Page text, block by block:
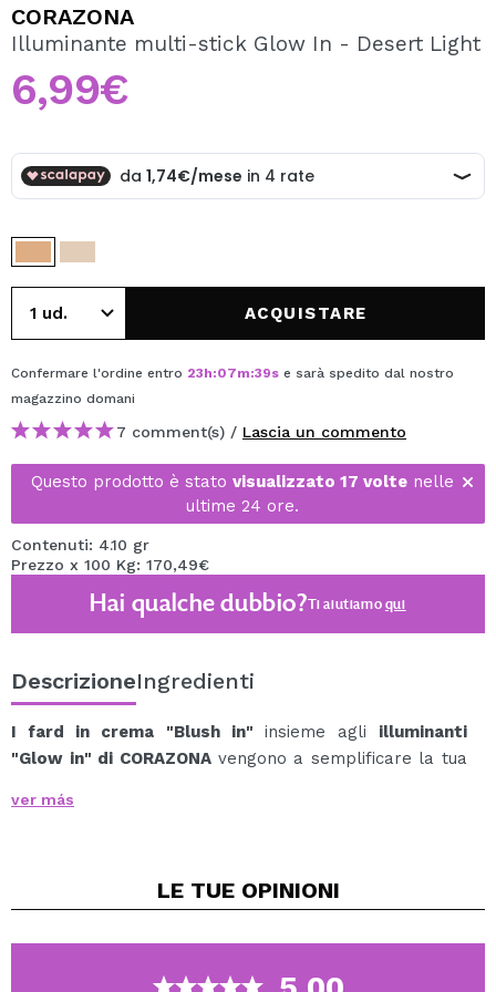
Creando un account su Maquibeauty.it potrai fare i tuoi
acquisti velocemente, controllare lo stato dei tuoi ordini e
consultare le tue operazioni precedenti.
CREARE UN ACCOUNT
CORAZONA
Illuminante multi-stick Glow In - Desert Light
6,99€
ACQUISTARE
Confermare l'ordine entro 23h:07m:39s e sarà spedito dal nostro
magazzino domani
7 comment(s) / Lascia un commento
Questo prodotto è stato visualizzato 17 volte nelle
ultime 24 ore.
Contenuti: 4.10 gr
Prezzo x 100 Kg: 170,49€
Hai qualche dubbio?Ti aiutiamoqui
DescrizioneIngredienti
I fard in crema "Blush in" insieme agli illuminanti
"Glow in" di CORAZONA vengono a semplificare la tua
Grazie al suo formato stick multiuso, puoi utilizzarlo su
velocemente sulla pelle con un paio di tocchi, lasciando
Le sue dimensioni ridotte sono ideali per trasportarlo
ovunque ti serva, borsa, beauty case, valigia da
ver más
LE TUE OPINIONI